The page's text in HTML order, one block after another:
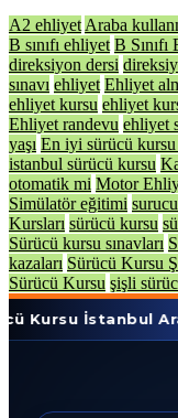
A2 ehliyet Araba
B sınıfı ehliyet B
direksiyon dersi
sınavı ehliyet Ehliyet
ehliyet kursu ehliyet
Ehliyet randevu ehliyet
yaşı En iyi sürücü
istanbul sürücü kursu
otomatik mi Motor
Simülatör eğitimi
Kursları sürücü kursu
Sürücü kursu sınavları
kazaları Sürücü Kursu
Sürücü Kursu şişli